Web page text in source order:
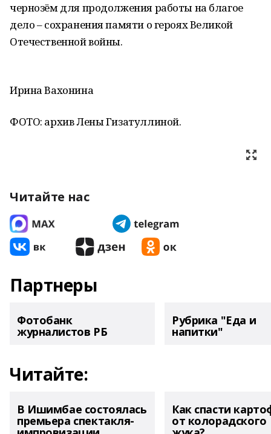
чернозём для продолжения работы на благое
дело – сохранения памяти о героях Великой
Отечественной войны.
Ирина Вахонина
ФОТО: архив Лены Гизатуллиной.
Читайте нас
Партнеры
Фотобанк
журналистов РБ
Рубрика "Еда и
напитки"
Читайте:
В Ишимбае состоялась
премьера спектакля-
Как спасти
от колорадского